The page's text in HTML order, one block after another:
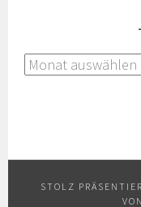
Archive
STOLZ
VON